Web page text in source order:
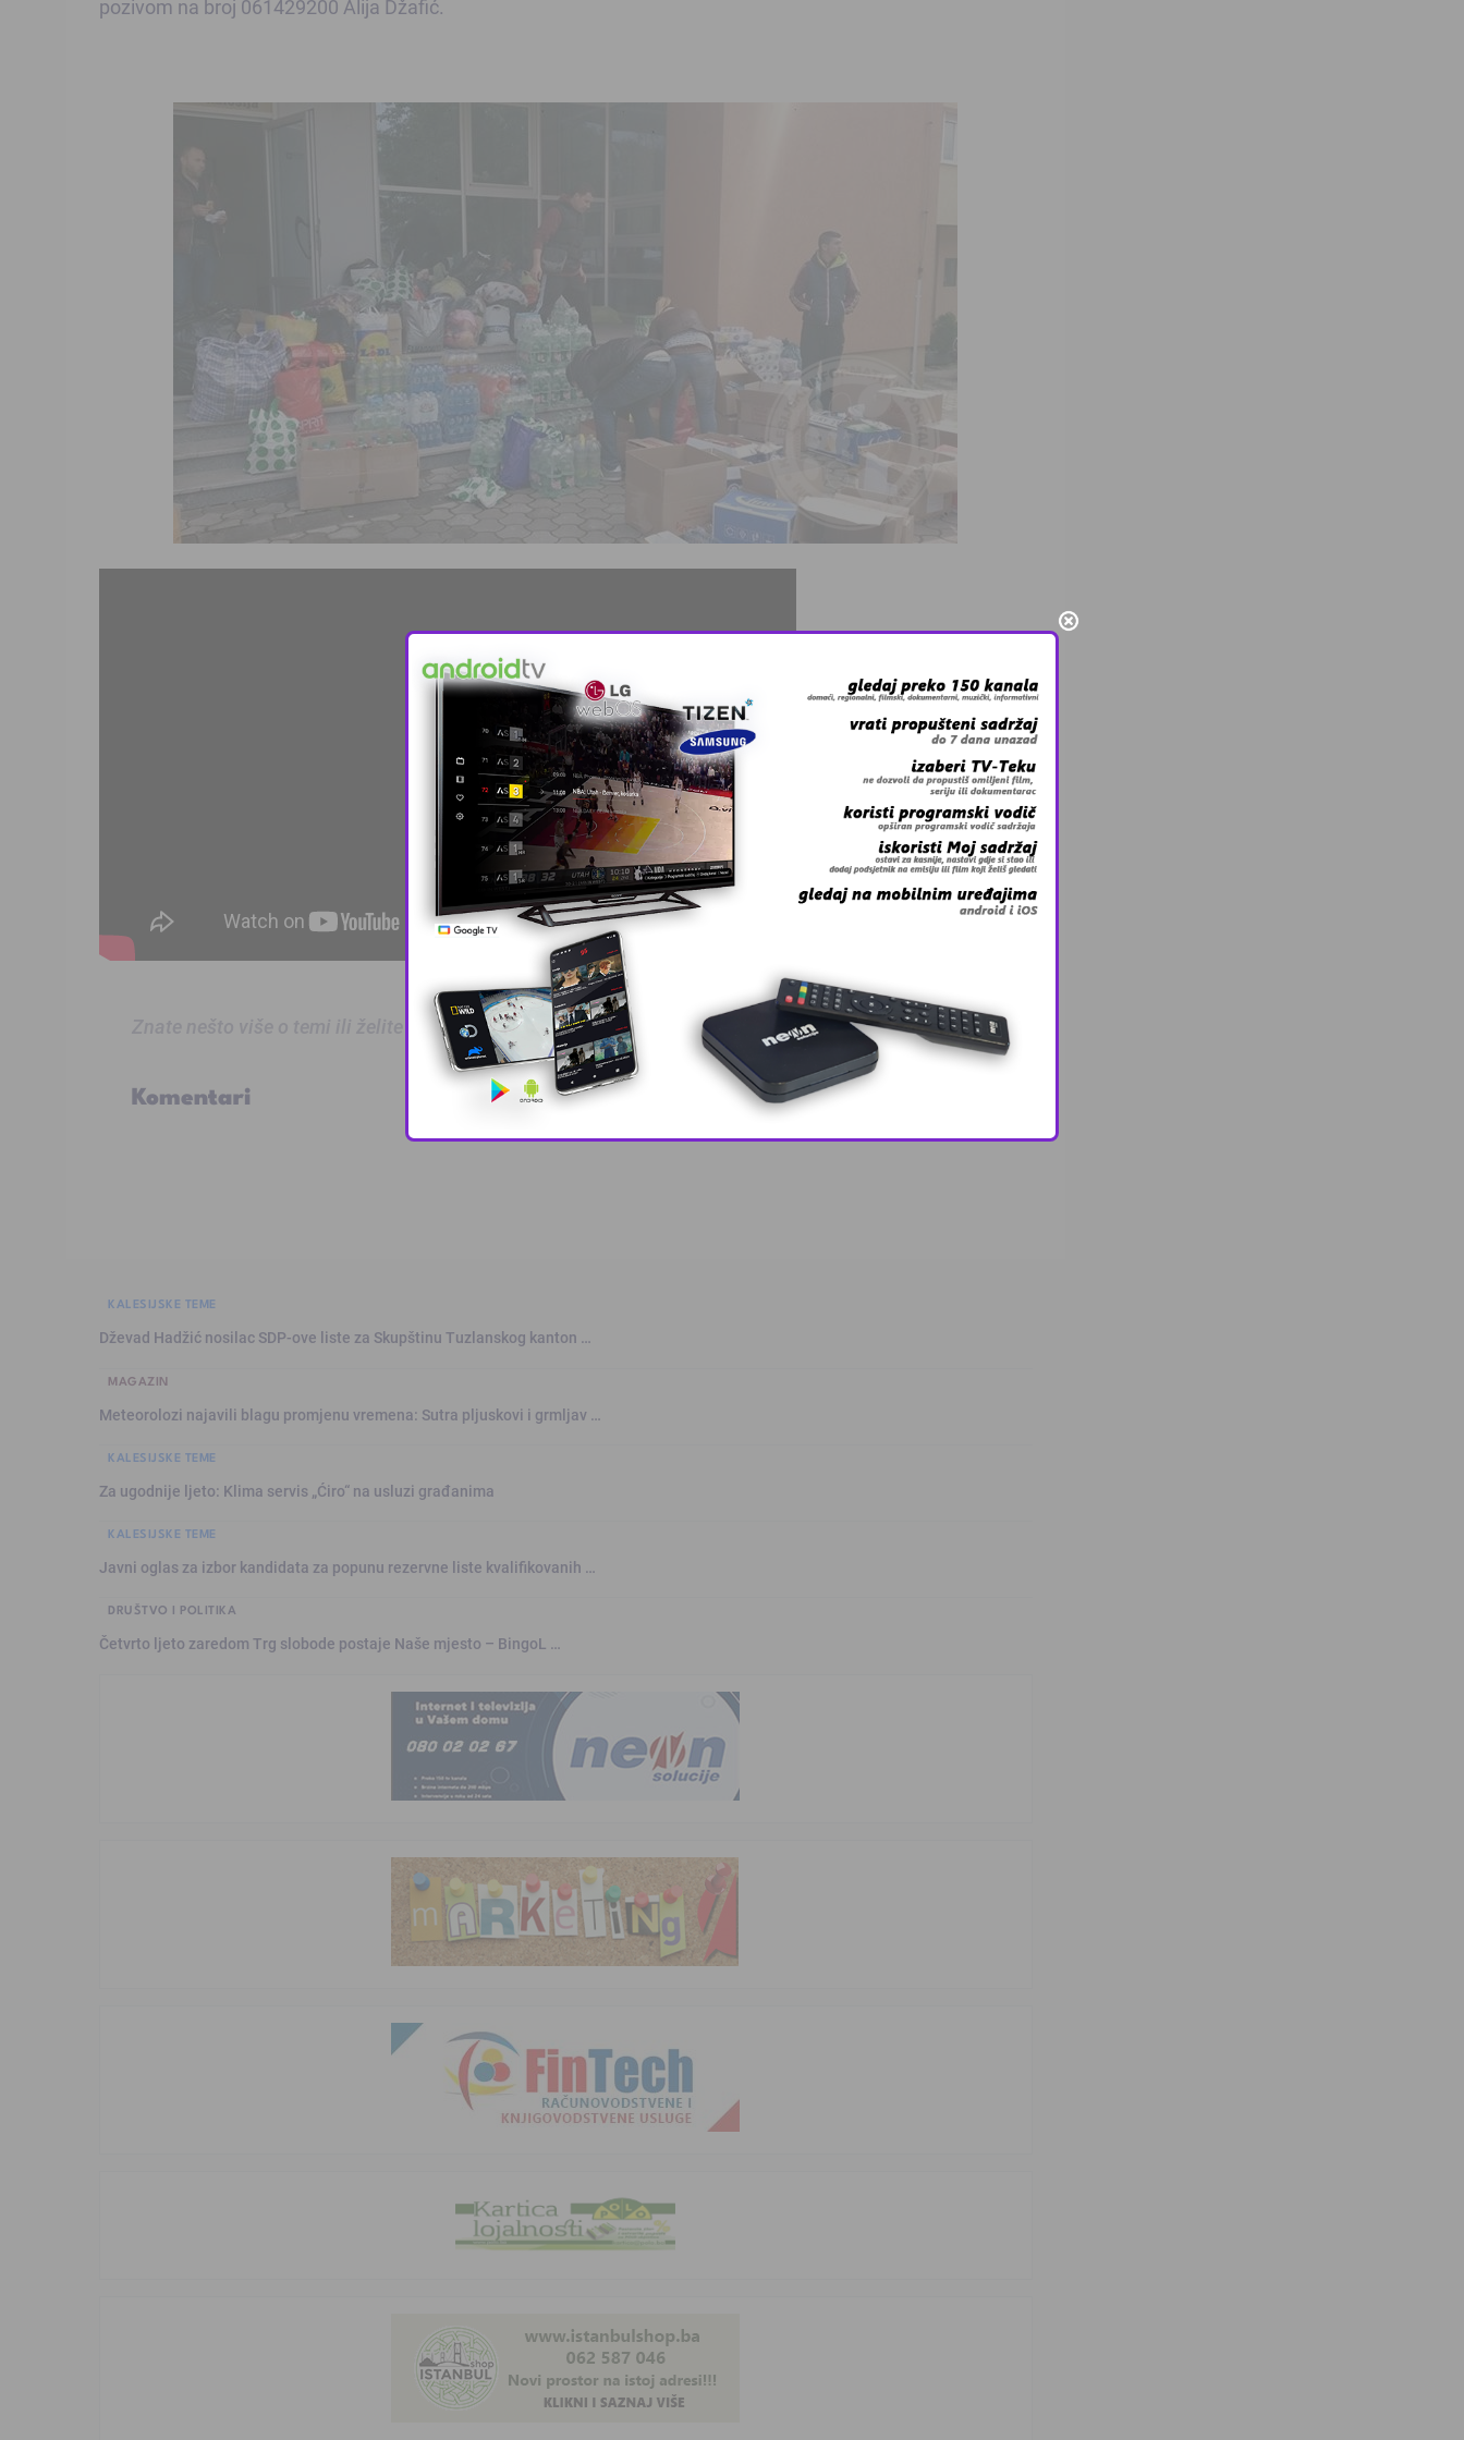
pozivom na broj 061429200 Alija Džafić.
Znate nešto više o temi ili želite prijaviti grešku u tekstu?
Komentari
KALESIJSKE TEME
Dževad Hadžić nosilac SDP-ove liste za Skupštinu Tuzlanskog kanton …
MAGAZIN
Meteorolozi najavili blagu promjenu vremena: Sutra pljuskovi i grmljav …
KALESIJSKE TEME
Za ugodnije ljeto: Klima servis „Ćiro“ na usluzi građanima
KALESIJSKE TEME
Javni oglas za izbor kandidata za popunu rezervne liste kvalifikovanih …
DRUŠTVO I POLITIKA
Četvrto ljeto zaredom Trg slobode postaje Naše mjesto – BingoL …